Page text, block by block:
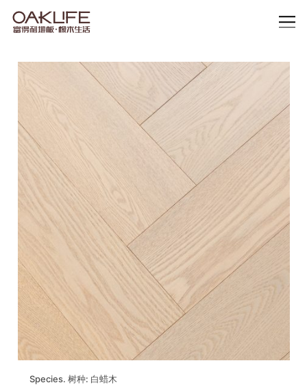
Species. 树种: 白蜡木